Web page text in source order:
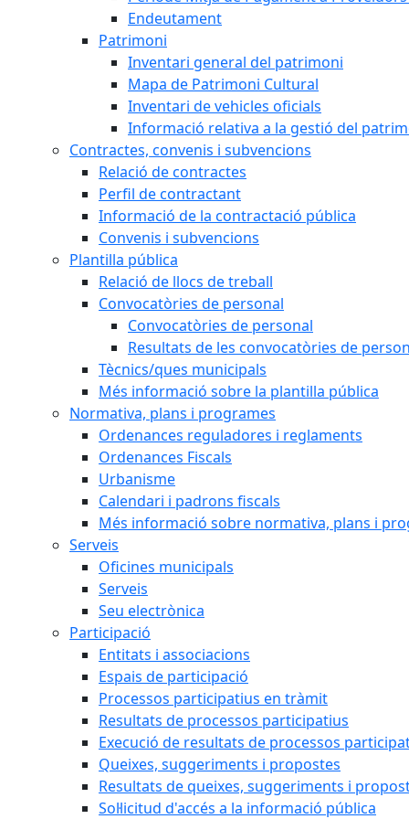
Endeutament
Patrimoni
Inventari general del patrimoni
Mapa de Patrimoni Cultural
Inventari de vehicles oficials
Informació relativa a la gestió del
Contractes, convenis i subvencions
Relació de contractes
Perfil de contractant
Informació de la contractació pública
Convenis i subvencions
Plantilla pública
Relació de llocs de treball
Convocatòries de personal
Convocatòries de personal
Resultats de les convocatòries de
Tècnics/ques municipals
Més informació sobre la plantilla pública
Normativa, plans i programes
Ordenances reguladores i reglaments
Ordenances Fiscals
Urbanisme
Calendari i padrons fiscals
Més informació sobre normativa, plans i
Serveis
Oficines municipals
Serveis
Seu electrònica
Participació
Entitats i associacions
Espais de participació
Processos participatius en tràmit
Resultats de processos participatius
Execució de resultats de processos
Queixes, suggeriments i propostes
Resultats de queixes, suggeriments i
Sol·licitud d'accés a la informació pública